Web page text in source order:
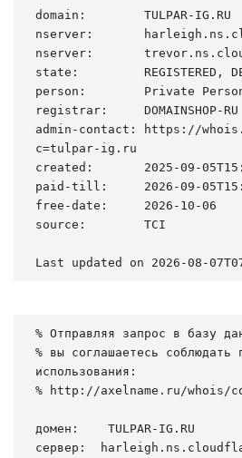
domain:        TULPAR-IG.RU
nserver:
nserver:
state:         REGISTERED,
person:        Private
registrar:     DOMAINSHOP-RU
admin-contact: https://
c=tulpar-ig.ru
created:       2025-09-
paid-till:     2026-09-
free-date:     2026-10-06
source:        TCI
Last updated on 2026-08-
% Отправляя запрос в базу
% вы соглашаетесь соблюдать
использования:
% http://axelname.ru/whois/
домен:    TULPAR-IG.RU
сервер: